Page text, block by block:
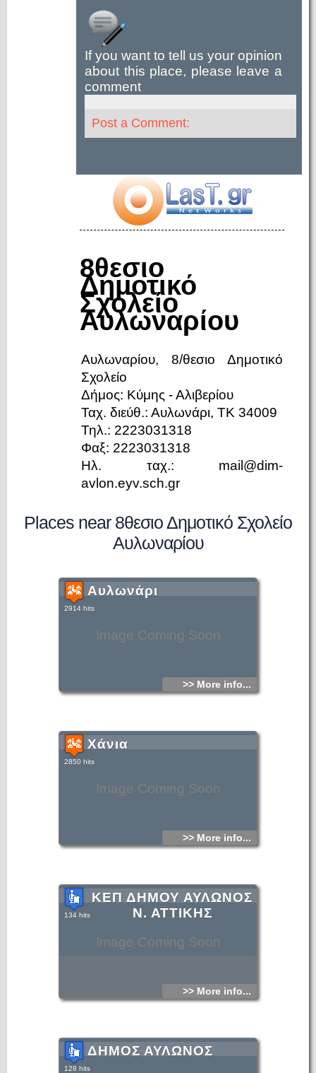
If you want to tell us your opinion
about this place, please leave a
comment
Post a Comment:
8θεσιο
Δημοτικό
Σχολείο
Αυλωναρίου
Αυλωναρίου, 8/θεσιο Δημοτικό
Σχολείο
Δήμος: Κύμης - Αλιβερίου
Ταχ. διεύθ.: Αυλωνάρι, ΤΚ 34009
Τηλ.: 2223031318
Φαξ: 2223031318
Ηλ. ταχ.: mail@dim-
avlon.eyv.sch.gr
Places near 8θεσιο Δημοτικό Σχολείο
Αυλωναρίου
Image Coming Soon
Αυλωνάρι
2914 hits
>> More info...
Image Coming Soon
Χάνια
2850 hits
>> More info...
Image Coming Soon
ΚΕΠ ΔΗΜΟΥ ΑΥΛΩΝΟΣ
Ν. ΑΤΤΙΚΗΣ
134 hits
>> More info...
ΔΗΜΟΣ ΑΥΛΩΝΟΣ
128 hits